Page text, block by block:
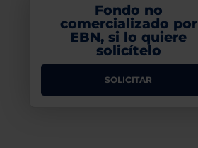
Fondo no
comercializado por
EBN, si lo quiere
solicítelo
SOLICITAR